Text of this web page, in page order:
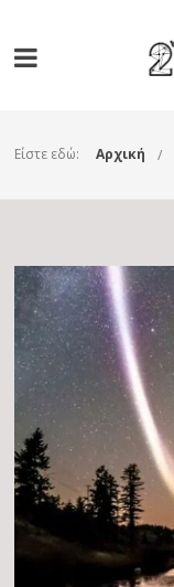
Είστε εδώ: Αρχική